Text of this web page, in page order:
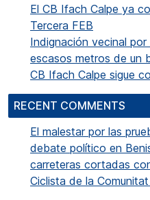
El CB Ifach Calpe ya
Tercera FEB
Indignación vecinal
escasos metros de un
CB Ifach Calpe sigue
RECENT COMMENTS
El malestar por las
debate político en
carreteras cortadas
Ciclista de la